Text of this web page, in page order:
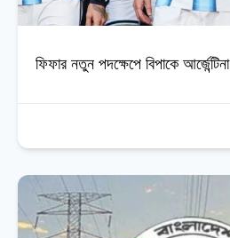
ফিফার নতুন পদক্ষেপে বিপাকে আর্জেন্টিনা